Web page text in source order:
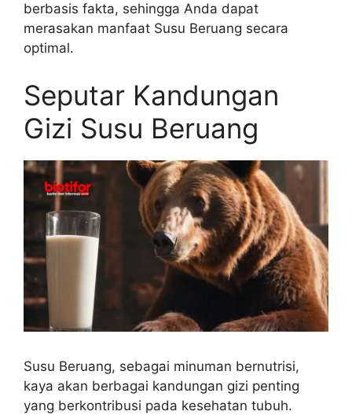
berbasis fakta, sehingga Anda dapat
merasakan manfaat Susu Beruang secara
optimal.
Seputar Kandungan
Gizi Susu Beruang
Susu Beruang, sebagai minuman bernutrisi,
kaya akan berbagai kandungan gizi penting
yang berkontribusi pada kesehatan tubuh.